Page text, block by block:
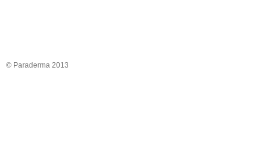
© Paraderma 2013